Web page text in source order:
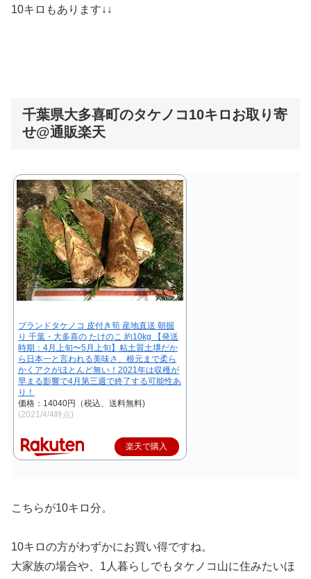
10キロもあります↓↓
千葉県大多喜町のタケノコ10キロお取り寄
せ@通販楽天
ブランドタケノコ 皮付き筍 産地直送 朝掘
り 千葉・大多喜の たけのこ 約10kg 【発送
時期：4月上旬〜5月上旬】粘土質土壌だか
ら日本一と言われる美味さ、根元まで柔ら
かくアクがほとんど無い！2021年は収穫が
早まる影響で4月第三週で終了する可能性あ
り！
価格：14040円（税込、送料無料)
(2021/4/4時点)
楽天で購入
こちらが10キロ分。
10キロの方がわずかにお買い得ですね。
大家族の場合や、1人暮らしでもタケノコ山に住みたいほ